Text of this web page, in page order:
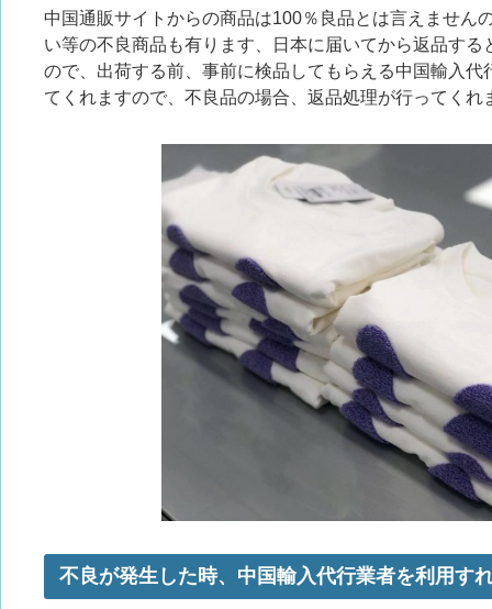
中国通販サイトからの商品は100％良品とは言えません
い等の不良商品も有ります、日本に届いてから返品す
ので、出荷する前、事前に検品してもらえる中国輸入
てくれますので、不良品の場合、返品処理が行ってくれ
不良が発生した時、中国輸入代行業者を利用す